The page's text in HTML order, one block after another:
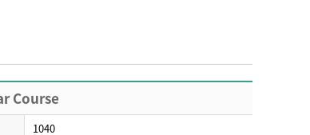
Course
1040